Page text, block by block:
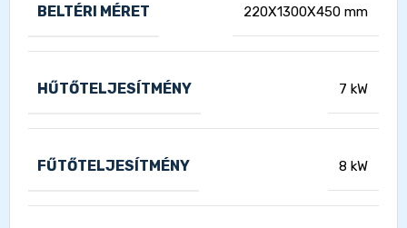
BELTÉRI MÉRET 220X1300X450 mm
HŰTŐTELJESÍTMÉNY 7 kW
FŰTŐTELJESÍTMÉNY 8 kW